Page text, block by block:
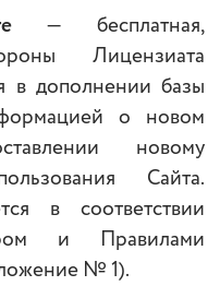
— бесплатная,
Лицензиата
в дополнении базы
о новом
новому
Сайта.
в соответствии
и Правилами
№ 1).